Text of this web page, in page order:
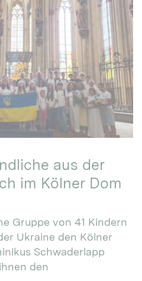
aus der
im Kölner Dom
Gruppe von 41 Kindern
Ukraine den Kölner
Schwaderlapp
den